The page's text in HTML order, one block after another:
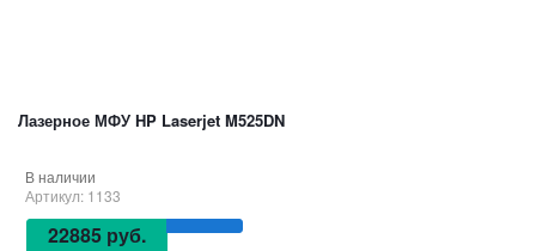
Лазерное МФУ HP Laserjet M525DN
В наличии
Артикул: 1133
22885 руб.